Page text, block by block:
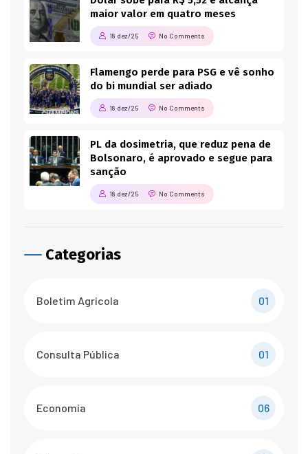
maior valor em quatro meses
18 dez/25 No Comments
Flamengo perde para PSG e vê sonho
do bi mundial ser adiado
18 dez/25 No Comments
PL da dosimetria, que reduz pena de
Bolsonaro, é aprovado e segue para
sanção
18 dez/25 No Comments
Categorias
Boletim Agricola 01
Consulta Pública 01
Economia 06